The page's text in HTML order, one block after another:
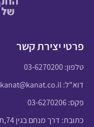
פרטי יצירת קשר
טלפון:03-6270200
דוא"ל:kanat@kanat.co.il
פקס: 03-6270206
כתובת: דרך מנחם בגין 74,ת.ד 51231